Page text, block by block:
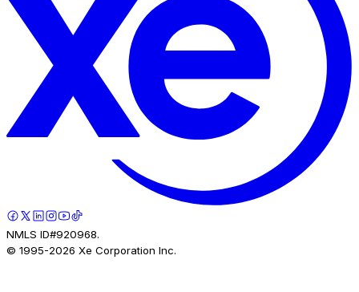
NMLS ID#920968.
© 1995-2026 Xe Corporation Inc.